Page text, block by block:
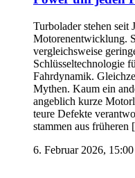
Turbolader stehen seit
Motorenentwicklung.
vergleichsweise
Schlüsseltechnologie
Fahrdynamik.
Mythen. Kaum ein
angeblich kurze
teure Defekte
stammen aus
6. Februar 2026, 15:00